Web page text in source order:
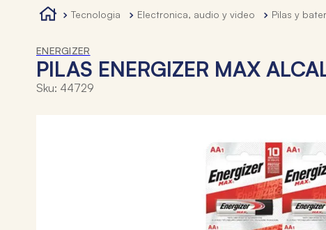
tecnologia electronica, audio y video pilas y
ENERGIZER
PILAS ENERGIZER MAX
Sku: 44729